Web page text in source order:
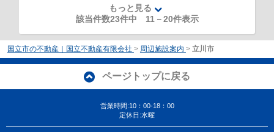
もっと見る
該当件数23件中 11 －20件表示
国立市の不動産｜国立不動産有限会社 > 周辺施設案内 > 立川市
ページトップに戻る
営業時間:10：00-18：00
定休日:水曜